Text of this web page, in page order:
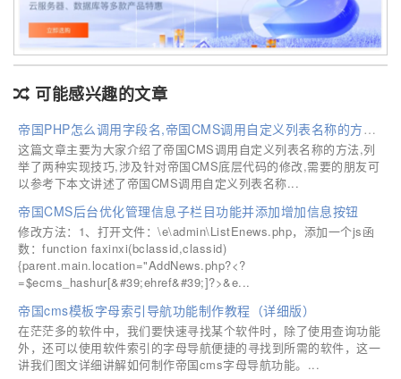
可能感兴趣的文章
帝国PHP怎么调用字段名,帝国CMS调用自定义列表名称的方法(简单二次开发实现)
这篇文章主要为大家介绍了帝国CMS调用自定义列表名称的方法,列
举了两种实现技巧,涉及针对帝国CMS底层代码的修改,需要的朋友可
以参考下本文讲述了帝国CMS调用自定义列表名称...
帝国CMS后台优化管理信息子栏目功能并添加增加信息按钮
修改方法：1、打开文件：\e\admin\ListEnews.php，添加一个js函
数：function faxinxi(bclassid,classid)
{parent.main.location="AddNews.php?<?
=$ecms_hashur[&#39;ehref&#39;]?>&e...
帝国cms模板字母索引导航功能制作教程（详细版）
在茫茫多的软件中，我们要快速寻找某个软件时，除了使用查询功能
外，还可以使用软件索引的字母导航便捷的寻找到所需的软件，这一
讲我们图文详细讲解如何制作帝国cms字母导航功能。...